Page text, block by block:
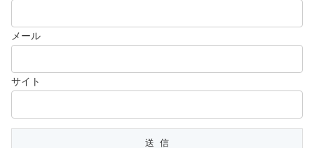
メール
サイト